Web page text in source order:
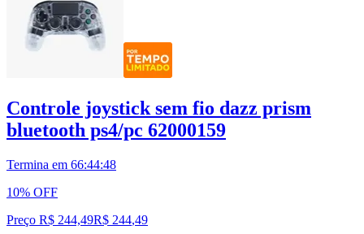
Controle joystick sem fio dazz prism
bluetooth ps4/pc 62000159
Termina em 66:44:47
10% OFF
Preço R$ 244,49R$ 244,49